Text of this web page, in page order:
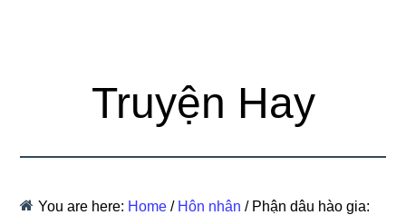
Truyện Hay
You are here: Home / Hôn nhân /Phận dâu hào gia: